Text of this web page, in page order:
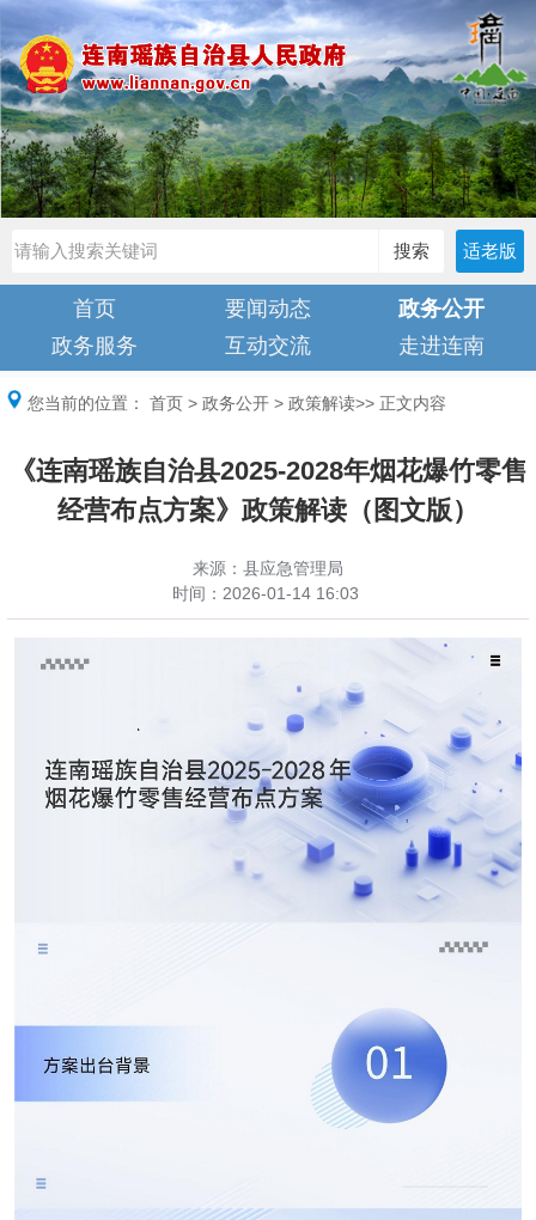
搜索 适老版
首页 要闻动态
政务公开
政务服务
互动交流 走进连南
您当前的位置： 首页 > 政务公开 > 政策解读>> 正文内容
《连南瑶族自治县2025-2028年烟花爆竹零售
经营布点方案》政策解读（图文版）
来源：县应急管理局
时间： 2026-01-14 16:03